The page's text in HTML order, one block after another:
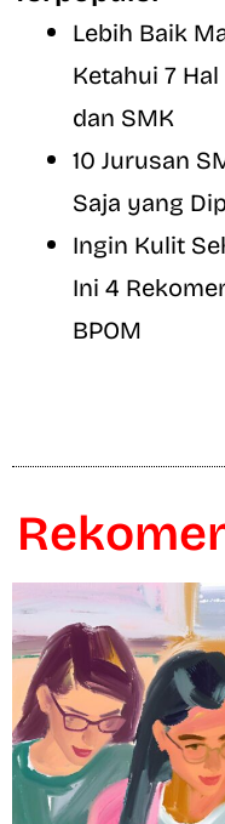
Lebih Baik
Ketahui 7
dan SMK
10 Jurusan
Saja yang
Ingin Kulit
Ini 4
BPOM